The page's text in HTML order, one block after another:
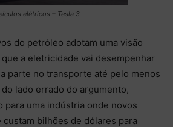
elétricos – Tesla 3
do petróleo adotam uma visão
a eletricidade vai desempenhar
parte no transporte até pelo menos
lado errado do argumento,
para uma indústria onde novos
bilhões de dólares para